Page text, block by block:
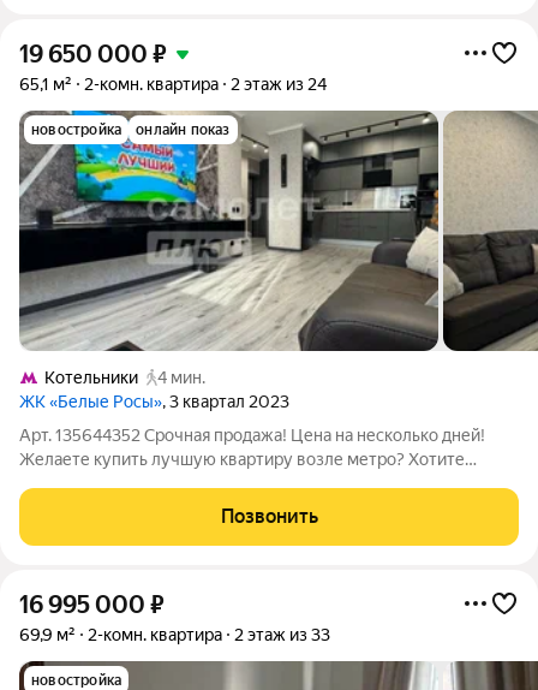
19 650 000 ₽
65,1 м² 2-комн. квартира 2 этаж из 24
новостройка онлайн показ
Котельники
4 мин.
ЖК «Белые Росы», 3 квартал 2023
Арт. 135644352 Срочная продажа! Цена на несколько дней!
Желаете купить лучшую квартиру возле метро? Хотите
2 минутах от метро пешком
Позвонить
16 995 000 ₽
69,9 м² 2-комн. квартира 2 этаж из 33
новостройка